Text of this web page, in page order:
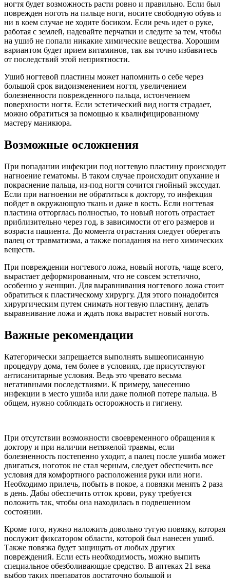
ногтя будет возможность расти ровно и правильно. Если был
поврежден ноготь на пальце ноги, носите свободную обувь и
ни в коем случае не ходите босиком. Если речь идет о руке,
работая с землей, надевайте перчатки и следите за тем, чтобы
на ушиб не попали никакие химические вещества. Хорошим
вариантом будет прием витаминов, так вы точно избавитесь
от последствий этой неприятности.
Ушиб ногтевой пластины может напомнить о себе через
большой срок видоизменением ногтя, увеличением
болезненности поврежденного пальца, истончением
поверхности ногтя. Если эстетический вид ногтя страдает,
можно обратиться за помощью к квалифицированному
мастеру маникюра.
Возможные осложнения
При попадании инфекции под ногтевую пластину происходит
нагноение гематомы. В таком случае происходит опухание и
покраснение пальца, из-под ногтя сочится гнойный экссудат.
Если при нагноении не обратиться к доктору, то инфекция
пойдет в окружающую ткань и даже в кость. Если ногтевая
пластина отторглась полностью, то новый ноготь отрастает
приблизительно через год, в зависимости от его размеров и
возраста пациента. До момента отрастания следует оберегать
палец от травматизма, а также попадания на него химических
веществ.
При повреждении ногтевого ложа, новый ноготь, чаще всего,
вырастает деформированным, что не совсем эстетично,
особенно у женщин. Для выравнивания ногтевого ложа стоит
обратиться к пластическому хирургу. Для этого понадобится
хирургическим путем снимать ногтевую пластину, делать
выравнивание ложа и ждать пока вырастет новый ноготь.
Важные рекомендации
Категорически запрещается выполнять вышеописанную
процедуру дома, тем более в условиях, где присутствуют
антисанитарные условия. Ведь это чревато весьма
негативными последствиями. К примеру, занесению
инфекции в место ушиба или даже полной потере пальца. В
общем, нужно соблюдать осторожность и гигиену.
При отсутствии возможности своевременного обращения к
доктору и при наличии нетяжелой травмы, если
болезненность постепенно уходит, а палец после ушиба может
двигаться, ноготок не стал черным, следует обеспечить все
условия для комфортного расположения руки или ноги.
Необходимо прилечь, побыть в покое, а повязки менять 2 раза
в день. Дабы обеспечить отток крови, руку требуется
положить так, чтобы она находилась в подвешенном
состоянии.
Кроме того, нужно наложить довольно тугую повязку, которая
послужит фиксатором области, которой был нанесен ушиб.
Также повязка будет защищать от любых других
повреждений. Если есть необходимость, можно выпить
специальное обезболивающие средство. В аптеках 21 века
выбор таких препаратов достаточно большой и